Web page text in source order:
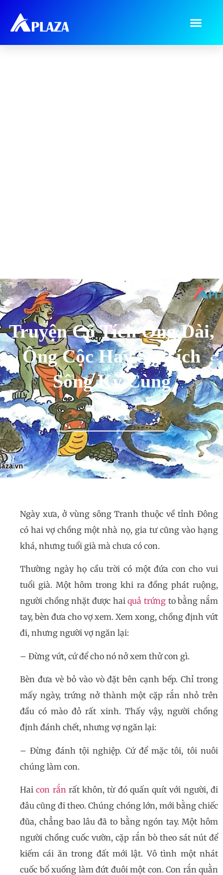
Truyện Cổ Tích Ông Dài,
Ông Cộc Hay Sự Tích
Sông Kỳ Cùng
14/05/2024
Ngày xưa, ở vùng sông Tranh thuộc về tỉnh Đông
có hai vợ chồng một nhà nọ, gia tư cũng vào hạng
khá, nhưng tuổi già mà chưa có con.
Thường ngày họ cầu trời có một đứa con cho vui
tuổi già. Một hôm trong khi ra đồng phát ruộng,
người chồng nhặt được haiquả trứng to bằng nắm
tay, bèn đưa cho vợ xem. Xem xong, chồng định vứt
đi, nhưng người vợ ngăn lại:
– Đừng vứt, cứ để cho nó nở xem thử con gì.
Bèn đưa vè bỏ vào vò đặt bên cạnh bếp. Chỉ trong
mấy ngày, trứng nở thành một cặp rắn nhỏ trên
đầu có mào đỏ rất xinh. Thấy vậy, người chồng
định đánh chết, nhưng vợ ngăn lại:
– Đừng đánh tội nghiệp. Cứ để mặc tôi, tôi nuôi
chúng làm con.
Haicon rắn rất khôn, từ đó quấn quít với người, đi
đâu cũng đi theo. Chúng chóng lớn, mới bằng chiếc
đũa, chẳng bao lâu đã to bằng ngón tay. Một hôm
người chồng cuốc vườn, cặp rắn bò theo sát nút để
kiếm cái ăn trong đất mới lật. Vô tình một nhát
cuốc bổ xuống làm đứt đuôi một con. Con rắn quằn